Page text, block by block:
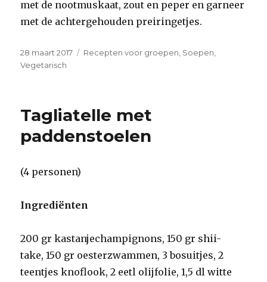
met de nootmuskaat, zout en peper en garneer
met de achtergehouden preiringetjes.
Geplaatst
op
28 maart 2017 Categorieën
Recepten voor groepen, Soepen,
Vegetarisch
Tagliatelle met
paddenstoelen
(4 personen)
Ingrediënten
200 gr kastanjechampignons, 150 gr shii-
take, 150 gr oesterzwammen, 3 bosuitjes, 2
teentjes knoflook, 2 eetl olijfolie, 1,5 dl witte